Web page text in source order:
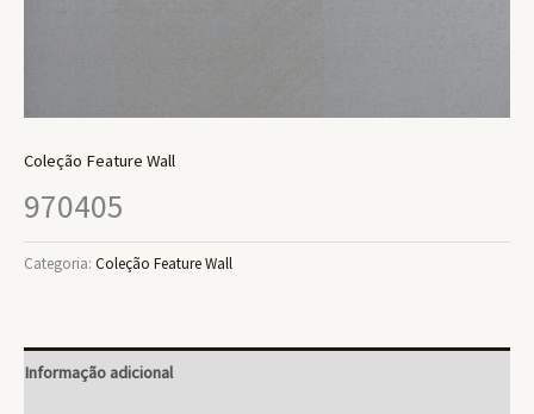
Coleção Feature Wall
970405
Categoria: Coleção Feature Wall
Informação adicional